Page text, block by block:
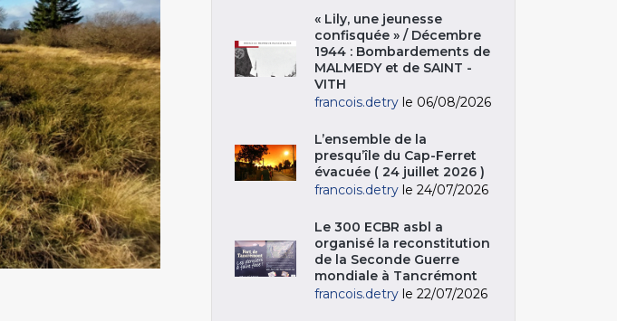
« Lily, une jeunesse
confisquée » / Décembre
1944 : Bombardements de
MALMEDY et de SAINT -
VITH
francois.detry le 06/08/2026
L’ensemble de la
presqu’île du Cap-Ferret
évacuée ( 24 juillet 2026 )
francois.detry le 24/07/2026
Le 300 ECBR asbl a
organisé la reconstitution
de la Seconde Guerre
mondiale à Tancrémont
francois.detry le 22/07/2026